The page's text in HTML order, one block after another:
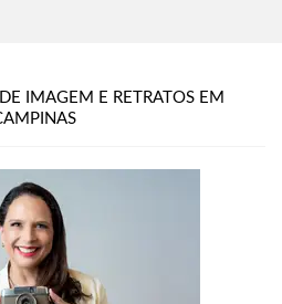
IMAGEM E RETRATOS EM